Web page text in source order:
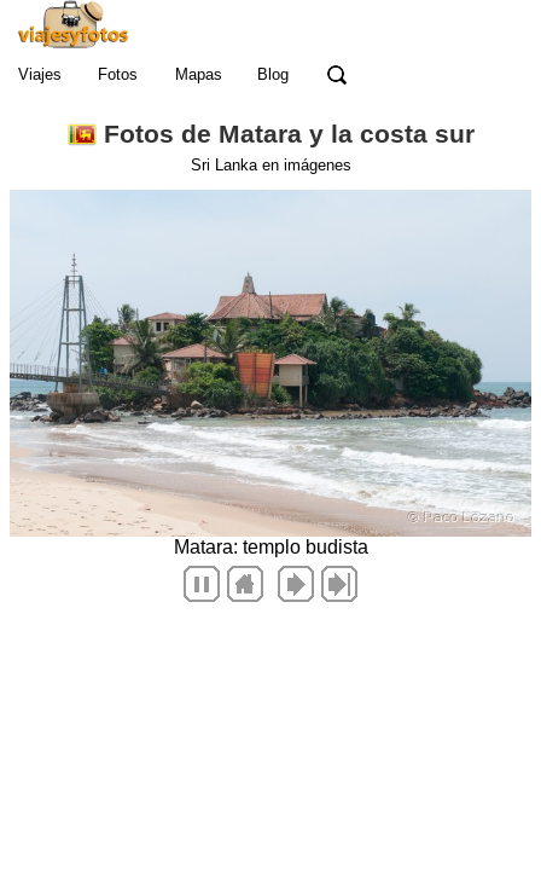
Viajes Fotos Mapas Blog
Fotos de Matara y la costa sur
Sri Lanka en imágenes